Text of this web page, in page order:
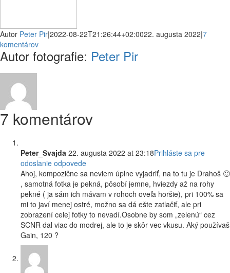
Autor Peter Pir|2022-08-22T21:26:44+02:0022. augusta 2022|7
komentárov
Autor fotografie: Peter Pir
7 komentárov
Peter_Svajda 22. augusta 2022 at 23:18Prihláste sa pre
odoslanie odpovede
Ahoj, kompozične sa neviem úplne vyjadriť, na to tu je Drahoš 🙂
, samotná fotka je pekná, pôsobí jemne, hviezdy až na rohy
pekné ( ja sám ich mávam v rohoch oveľa horšie), pri 100% sa
mi to javí menej ostré, možno sa dá ešte zatlačiť, ale pri
zobrazení celej fotky to nevadí.Osobne by som „zelenú“ cez
SCNR dal viac do modrej, ale to je skôr vec vkusu. Aký používaš
Gain, 120 ?